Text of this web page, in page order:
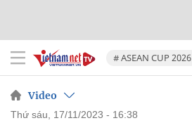
# ASEAN CUP 2026
Video
thứ sáu, 17/11/2023 - 16:38